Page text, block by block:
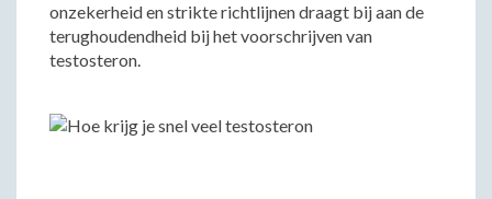
onzekerheid en strikte richtlijnen draagt bij aan de
terughoudendheid bij het voorschrijven van
testosteron.